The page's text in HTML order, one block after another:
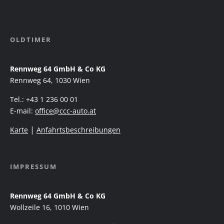
OLDTIMER
Rennweg 64 GmbH & Co KG
Rennweg 64, 1030 Wien
Tel.: +43 1 236 00 01
E-mail: office@ccc-auto.at
Karte | Anfahrtsbeschreibungen
IMPRESSUM
Rennweg 64 GmbH & Co KG
Wollzeile 16, 1010 Wien